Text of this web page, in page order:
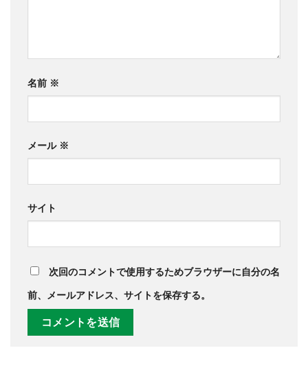
名前 ※
メール ※
サイト
次回のコメントで使用するためブラウザーに自分の名
前、メールアドレス、サイトを保存する。